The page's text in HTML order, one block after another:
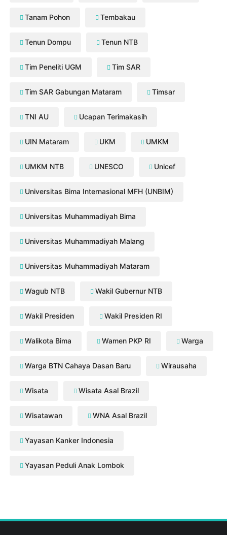
Tanam Pohon Tembakau
Tenun Dompu Tenun NTB
Tim Peneliti UGM Tim SAR
Tim SAR Gabungan Mataram Timsar
TNI AU Ucapan Terimakasih
UIN Mataram UKM UMKM
UMKM NTB UNESCO Unicef
Universitas Bima Internasional MFH (UNBIM)
Universitas Muhammadiyah Bima
Universitas Muhammadiyah Malang
Universitas Muhammadiyah Mataram
Wagub NTB Wakil Gubernur NTB
Wakil Presiden Wakil Presiden RI
Walikota Bima Wamen PKP RI Warga
Warga BTN Cahaya Dasan Baru Wirausaha
Wisata Wisata Asal Brazil
Wisatawan WNA Asal Brazil
Yayasan Kanker Indonesia
Yayasan Peduli Anak Lombok